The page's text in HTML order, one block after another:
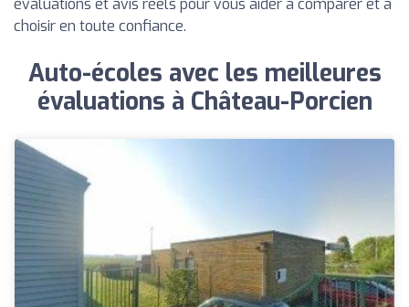
évaluations et avis réels pour vous aider à comparer et à
choisir en toute confiance.
Auto-écoles avec les meilleures
évaluations à Château-Porcien